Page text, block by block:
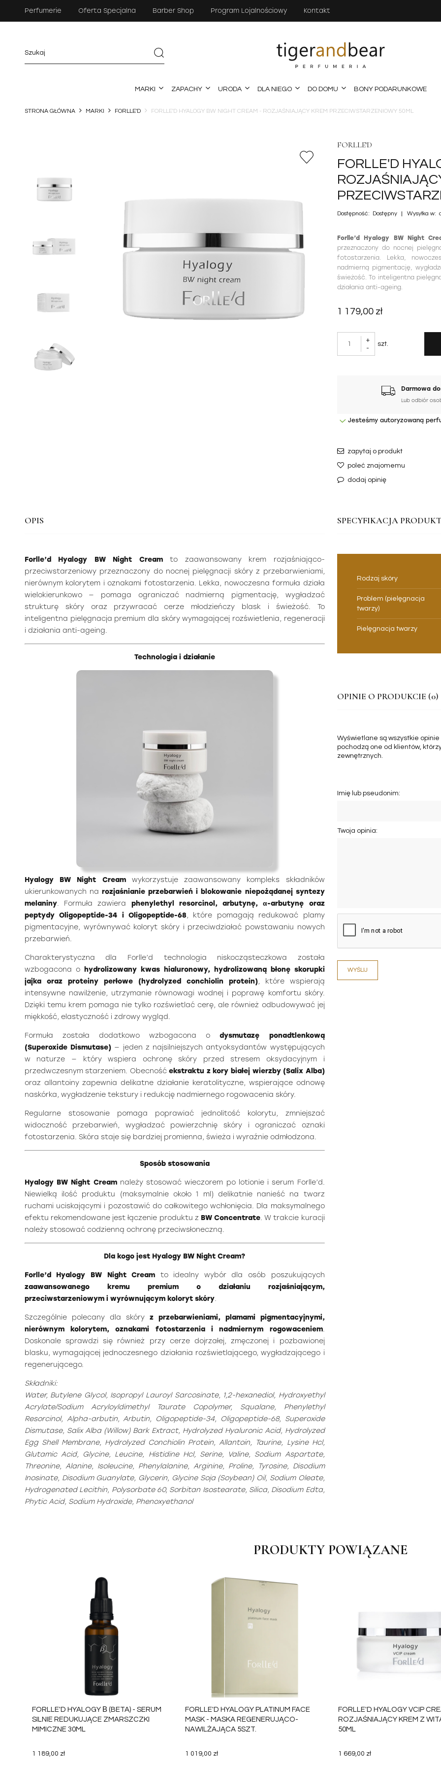
Perfumerie Oferta Specjalna Barber Shop Program Lojalnościowy Kontakt
MARKI ZAPACHY URODA DLA NIEGO DO DOMU BONY PODARUNKOWE
STRONA GŁÓWNA MARKI FORLLE'D FORLLE'D HYALOGY BW NIGHT CREAM - ROZJAŚNIAJĄCY KREM PRZECIWSTARZENIOWY 50ML
FORLLE'D
FORLLE'D
Dostępność: Dostępny Wysyłka w:
Forlle’d Hyalogy BW Night
przeznaczony do nocnej
fotostarzenia. Lekka,
nadmierną pigmentację,
świeżość. To inteligentna
działania anti-ageing.
1 179,00 zł
+
-
szt.
Darmowa
Lub odbiór
Jesteśmy autoryzowaną
zapytaj o produkt
poleć znajomemu
dodaj opinię
OPIS
Forlle’d Hyalogy BW Night Creamto zaawansowany krem rozjaśniająco-
przeciwstarzeniowy przeznaczony do nocnej pielęgnacji skóry z przebarwieniami,
nierównym kolorytem i oznakami fotostarzenia. Lekka, nowoczesna formuła działa
wielokierunkowo — pomaga ograniczać nadmierną pigmentację, wygładzać
strukturę skóry oraz przywracać cerze młodzieńczy blask i świeżość. To
inteligentna pielęgnacja premium dla skóry wymagającej rozświetlenia, regeneracji
i działania anti-ageing.
Technologia i działanie
Hyalogy BW Night Creamwykorzystuje zaawansowany kompleks składników
ukierunkowanych narozjaśnianie przebarwień i blokowanie niepożądanej syntezy
melaniny. Formuła zawiera phenylethyl resorcinol, arbutynę, α-arbutynę oraz
peptydy Oligopeptide-34 i Oligopeptide-68, które pomagają redukować plamy
pigmentacyjne, wyrównywać koloryt skóry i przeciwdziałać powstawaniu nowych
przebarwień.
Charakterystyczna dla Forlle’d technologia niskocząsteczkowa została
wzbogacona o
hydrolizowany kwas hialuronowy, hydrolizowaną błonę skorupki
jajka oraz proteiny perłowe (hydrolyzed conchiolin protein), które wspierają
intensywne nawilżenie, utrzymanie równowagi wodnej i poprawę komfortu skóry.
Dzięki temu krem pomaga nie tylko rozświetlać cerę, ale również odbudowywać jej
miękkość, elastyczność i zdrowy wygląd.
Formuła została dodatkowo wzbogacona odysmutazę ponadtlenkową
(Superoxide Dismutase) — jeden z najsilniejszych antyoksydantów występujących
w naturze — który wspiera ochronę skóry przed stresem oksydacyjnym i
przedwczesnym starzeniem. Obecnośćekstraktu z kory białej wierzby (Salix Alba)
oraz allantoiny zapewnia delikatne działanie keratolityczne, wspierające odnowę
naskórka, wygładzenie tekstury i redukcję nadmiernego rogowacenia skóry.
Regularne stosowanie pomaga poprawiać jednolitość kolorytu, zmniejszać
widoczność przebarwień, wygładzać powierzchnię skóry i ograniczać oznaki
fotostarzenia. Skóra staje się bardziej promienna, świeża i wyraźnie odmłodzona.
Sposób stosowania
Hyalogy BW Night Creamnależy stosować wieczorem po lotionie i serum Forlle’d.
Niewielką ilość produktu (maksymalnie około 1 ml) delikatnie nanieść na twarz
ruchami uciskającymi i pozostawić do całkowitego wchłonięcia. Dla maksymalnego
efektu rekomendowane jest łączenie produktu z BW Concentrate. W trakcie kuracji
należy stosować codzienną ochronę przeciwsłoneczną.
Dla kogo jest Hyalogy BW Night Cream?
Forlle’d Hyalogy BW Night Cream to idealny wybór dla osób poszukujących
zaawansowanego kremu premium o działaniu rozjaśniającym,
przeciwstarzeniowym i wyrównującym koloryt skóry.
Szczególnie polecany dla skóry z przebarwieniami, plamami pigmentacyjnymi,
nierównym kolorytem, oznakami fotostarzenia i nadmiernym rogowaceniem.
Doskonale sprawdzi się również przy cerze dojrzałej, zmęczonej i pozbawionej
blasku, wymagającej jednoczesnego działania rozświetlającego, wygładzającego i
regenerującego.
Składniki:
Water, Butylene Glycol, Isopropyl Lauroyl Sarcosinate, 1,2-hexanediol, Hydroxyethyl
Acrylate/Sodium Acryloyldimethyl Taurate Copolymer, Squalane, Phenylethyl
Resorcinol, Alpha-arbutin, Arbutin, Oligopeptide-34, Oligopeptide-68, Superoxide
Dismutase, Salix Alba (Willow) Bark Extract, Hydrolyzed Hyaluronic Acid, Hydrolyzed
Egg Shell Membrane, Hydrolyzed Conchiolin Protein, Allantoin, Taurine, Lysine Hcl,
Glutamic Acid, Glycine, Leucine, Histidine Hcl, Serine, Valine, Sodium Aspartate,
Threonine, Alanine, Isoleucine, Phenylalanine, Arginine, Proline, Tyrosine, Disodium
Inosinate, Disodium Guanylate, Glycerin, Glycine Soja (Soybean) Oil, Sodium Oleate,
Hydrogenated Lecithin, Polysorbate 60, Sorbitan Isostearate, Silica, Disodium Edta,
Phytic Acid, Sodium Hydroxide, Phenoxyethanol
SPECYFIKACJA
Rodzaj skóry
Problem (pielęgnacja
twarzy)
Pielęgnacja twarzy
OPINIE O PRODUKCIE (0)
Wyświetlane są wszystkie
pochodzą one od klientów,
zewnętrznych.
Imię lub pseudonim:
Twoja opinia:
WYŚLIJ
PRODUKTY POWIĄZANE
FORLLE'D HYALOGY Β (BETA) - SERUM
SILNIE REDUKUJĄCE ZMARSZCZKI
MIMICZNE 30ML
1 189,00 zł
FORLLE'D HYALOGY PLATINUM FACE
MASK - MASKA REGENERUJĄCO-
NAWILŻAJĄCA 5SZT.
1 019,00 zł
FORLLE'D HYALOGY VCIP
ROZJAŚNIAJĄCY KREM Z
50ML
1 669,00 zł